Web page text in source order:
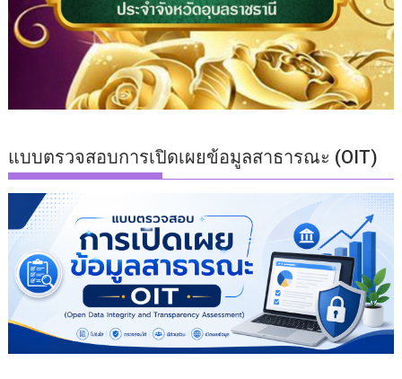
แบบตรวจสอบการเปิดเผยข้อมูลสาธารณะ (OIT)